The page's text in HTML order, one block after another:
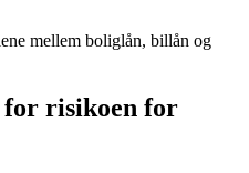
mellem boliglån, billån og
for risikoen for